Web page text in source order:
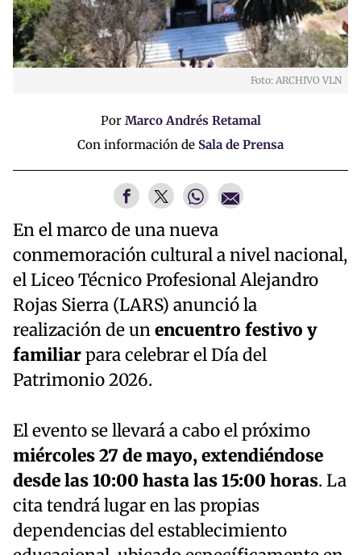
Foto: ARCHIVO VLN
Por Marco Andrés Retamal
Con información de Sala de Prensa
En el marco de una nueva
conmemoración cultural a nivel nacional,
el Liceo Técnico Profesional Alejandro
Rojas Sierra (LARS) anunció la
realización de unencuentro festivo y
familiarpara celebrar el Día del
Patrimonio 2026.
El evento se llevará a cabo el próximo
miércoles 27 de mayo, extendiéndose
desde las 10:00 hasta las 15:00 horas. La
cita tendrá lugar en las propias
dependencias del establecimiento